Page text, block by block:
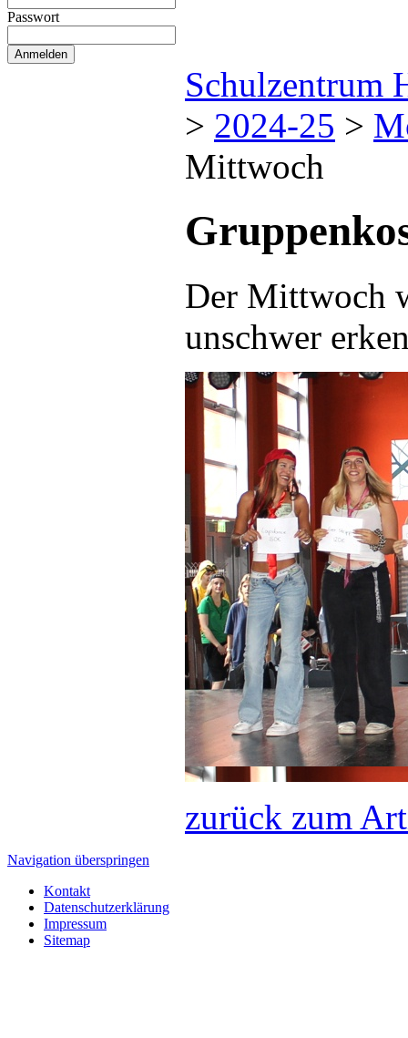
Passwort
Schulzentrum
> 2024-25 >
Mittwoch
Der Mittwoch
unschwer
zurück zum
Navigation überspringen
Kontakt
Datenschutzerklärung
Impressum
Sitemap